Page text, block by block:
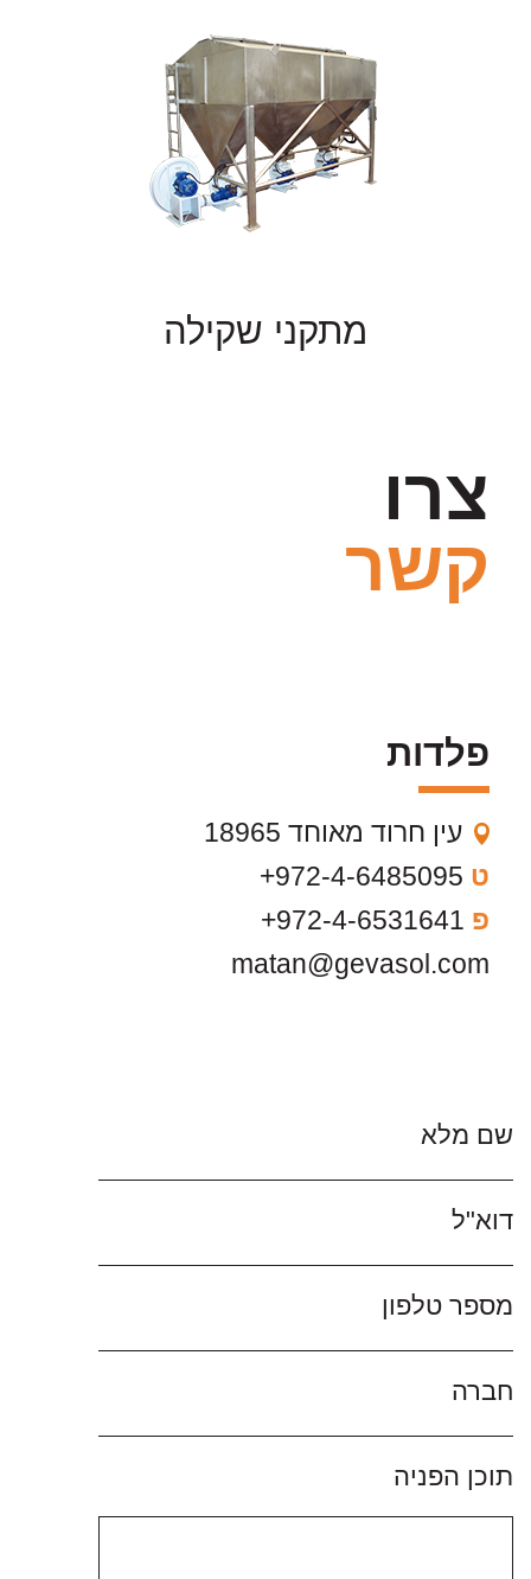
מתקני שקילה
צרו
קשר
פלדות
עין חרוד מאוחד 18965
ט 972-4-6485095+
פ 972-4-6531641+
matan@gevasol.com
שם מלא
דוא"ל
מספר טלפון
חברה
תוכן הפניה